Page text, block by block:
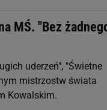
MŚ. "Bez
uderzeń", "Świetne
mistrzostw świata
Kowalskim.